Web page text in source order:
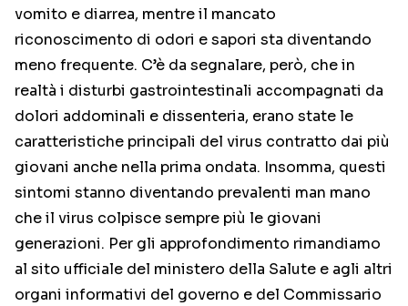
vomito e diarrea, mentre il mancato
riconoscimento di odori e sapori sta diventando
meno frequente. C’è da segnalare, però, che in
realtà i disturbi gastrointestinali accompagnati da
dolori addominali e dissenteria, erano state le
caratteristiche principali del virus contratto dai più
giovani anche nella prima ondata. Insomma, questi
sintomi stanno diventando prevalenti man mano
che il virus colpisce sempre più le giovani
generazioni. Per gli approfondimento rimandiamo
al sito ufficiale del ministero della Salute e agli altri
organi informativi del governo e del Commissario